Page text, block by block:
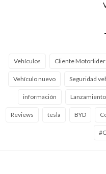
Vehículos Cliente Motorlider
Vehículo nuevo Seguridad
información Lanzamiento
Reviews tesla BYD